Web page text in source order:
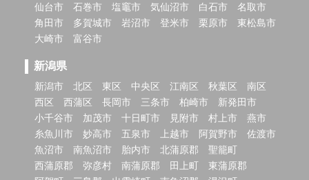
仙台市 石巻市 塩竈市 気仙沼市 白石市
名取市
角田市
多賀城市 岩沼市 登米市 栗原市
東松島市
大崎市
富谷市
新潟県
新潟市 北区 東区 中央区 江南区 秋葉区
南区
西区
西蒲区 長岡市 三条市 柏崎市
新発田市
小千谷市
加茂市 十日町市 見附市 村上市
燕市
糸魚川市
妙高市 五泉市 上越市 阿賀野市
佐渡市
魚沼市
南魚沼市 胎内市 北蒲原郡
聖籠町
西蒲原郡
弥彦村 南蒲原郡 田上町
東蒲原郡